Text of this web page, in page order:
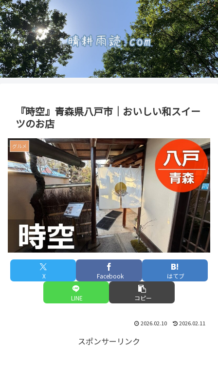
『時空』青森県八戸市｜おいしい和スイー
ツのお店
グルメ
X Facebook はてブ
LINE コピー
2026.02.10 2026.02.11
スポンサーリンク